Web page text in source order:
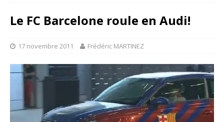
Le FC Barcelone roule en Audi!
17 novembre 2011 Frédéric MARTINEZ